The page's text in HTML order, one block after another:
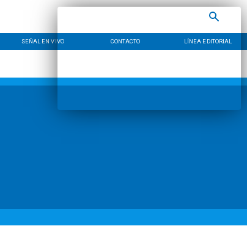
SEÑAL EN VIVO CONTACTO LÍNEA EDITORIAL